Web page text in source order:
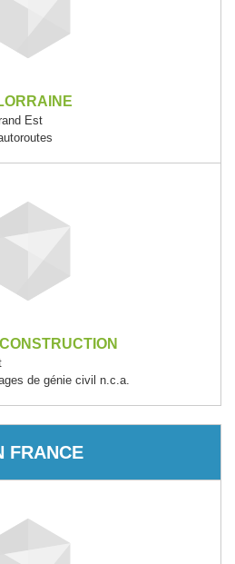
Est
de génie civil n.c.a.
FRANCE